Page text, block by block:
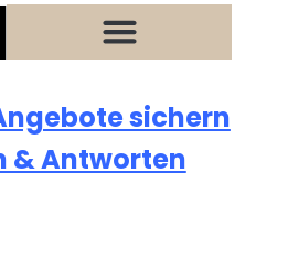
sichern
& Antworten